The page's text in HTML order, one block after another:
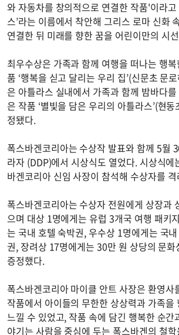
와 자동차를 창의적으로 연결한 작품'이라고
스’라는 이름에서 착안해 그리스 로마 신화
연결한 뒤 미래를 향한 꿈을 어린이만의 시
최우수상은 가족과 함께 여행을 떠나는 행
품 ‘행복을 싣고 달리는 우리 집’(신문초 문
은 아틀라스 실내에서 가족과 함께 밤바다
은 작품 ‘별빛을 담은 우리의 아틀라스’(현
정됐다.
폭스바겐코리아는 수상작 발표와 함께 5월
라자 (DDP)에서 시상식도 열었다. 시상식에
바겐코리아 신임 사장이 참석해 수상자를
폭스바겐코리아는 수상자 전원에게 상장과
으며 대상 1명에게는 유럽 3개국 여행 패키
는 국내 호텔 숙박권, 우수상 1명에게는 국
권, 장려상 17명에게는 30만 원 상당의 문
증정했다.
폭스바겐코리아 마이클 안트 사장은 환영사
작품에서 아이들의 무한한 상상력과 가족을
느낄 수 있었고, 작품 속에 담긴 행복한 순간
야기는 사람을 중심에 두는 폭스바겐의 철